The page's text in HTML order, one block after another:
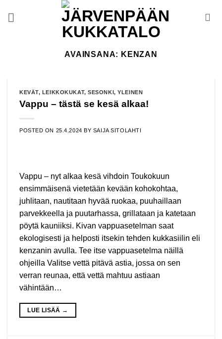
AVAINSANA: KENZAN
KEVÄT, LEIKKOKUKAT,SESONKI,YLEINEN
Vappu – tästä se kesä alkaa!
POSTED ON 25.4.2024 BY SAIJA SITOLAHTI
Vappu – nyt alkaa kesä vihdoin Toukokuun
ensimmäisenä vietetään kevään kohokohtaa,
juhlitaan, nautitaan hyvää ruokaa, puuhaillaan
parvekkeella ja puutarhassa, grillataan ja katetaan
pöytä kauniiksi. Kivan vappuasetelman saat
ekologisesti ja helposti itsekin tehden kukkasiilin eli
kenzanin avulla. Tee itse vappuasetelma näillä
ohjeilla Valitse vettä pitävä astia, jossa on sen
verran reunaa, että vettä mahtuu astiaan
vähintään…
LUE LISÄÄ →